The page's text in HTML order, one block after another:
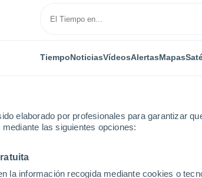
elaborado por profesionales para garantizar
las siguientes opciones:
la información recogida mediante cookies o
TiempoNoticiasVídeosAlertasMapas
- ECMWF América Sur - Lat(-25..-50)